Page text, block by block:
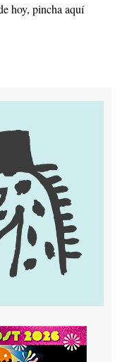
hoy, pincha aquí